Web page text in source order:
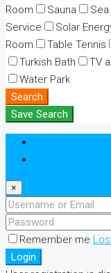
Room
Sauna
Service
Solar
Room
Table Tennis
Turkish Bath
TV
Water Park
Search
Save Search
×
Remember me
Login